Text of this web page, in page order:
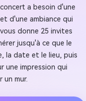
a besoin d'une
d'une ambiance qui
donne 25 invites
jusqu'à ce que le
la date et le lieu, puis
une impression qui
un mur.